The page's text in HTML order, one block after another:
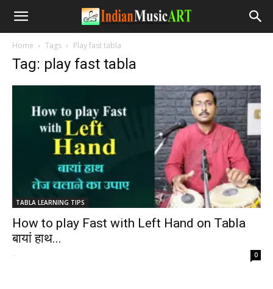
Home Tags Play fast tabla
Tag: play fast tabla
TABLA LEARNING TIPS
How to play Fast with Left Hand on Tabla
बायां हाथ...
- 0